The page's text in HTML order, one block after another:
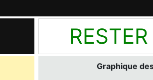
Graphique